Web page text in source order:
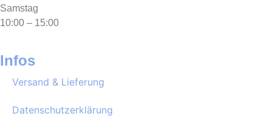
Samstag
10:00 – 15:00
Infos
Versand & Lieferung
Datenschutzerklärung